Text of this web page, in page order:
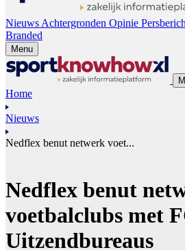
Nieuws Achtergronden Opinie
Branded
Menu
Home
Nieuws
Nedflex benut netwerk voet...
Nedflex benut
voetbalclubs met
Uitzendbureaus